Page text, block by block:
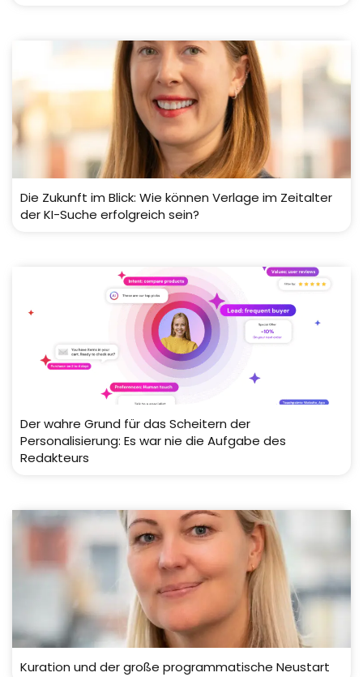
Die Zukunft im Blick: Wie können Verlage im Zeitalter
der KI-Suche erfolgreich sein?
Der wahre Grund für das Scheitern der
Personalisierung: Es war nie die Aufgabe des
Redakteurs
Kuration und der große programmatische Neustart